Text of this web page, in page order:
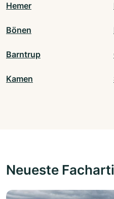
Hemer
Bönen
Barntrup
Kamen
Neueste